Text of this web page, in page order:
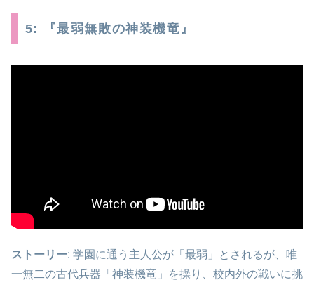
5: 『最弱無敗の神装機竜』
ストーリー: 学園に通う主人公が「最弱」とされるが、唯
一無二の古代兵器「神装機竜」を操り、校内外の戦いに挑